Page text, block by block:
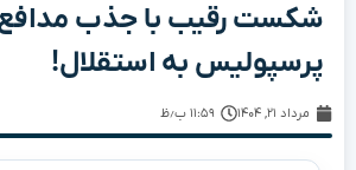
شکست رقیب با جذب
پرسپولیس به استقلال!
مرداد ۲۱, ۱۴۰۴ ۱۱:۵۹ ب٫ظ